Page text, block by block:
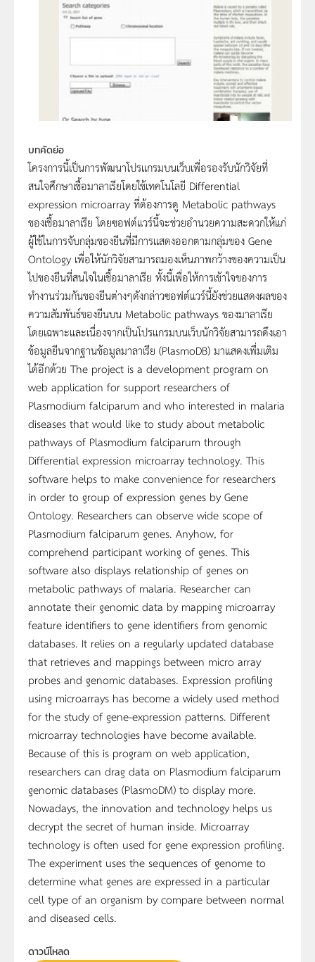
บทคัดย่อ
โครงการนี้เป็นการพัฒนาโปรแกรมบนเว็บเพื่อรองรับนักวิจัยที่
สนใจศึกษาเชื้อมาลาเรียโดยใช้เทคโนโลยี Differential
expression microarray ที่ต้องการดู Metabolic pathways
ของเชื้อมาลาเรีย โดยซอฟต์แวร์นี้จะช่วยอำนวยความสะดวกให้แก่
ผู้ใช้ในการจับกลุ่มของยีนที่มีการแสดงออกตามกลุ่มของ Gene
Ontology เพื่อให้นักวิจัยสามารถมองเห็นภาพกว้างของความเป็น
ไปของยีนที่สนใจในเชื้อมาลาเรีย ทั้งนี้เพื่อให้การเข้าใจของการ
ทำงานร่วมกันของยีนต่างๆดังกล่าวซอฟต์แวร์นี้ยังช่วยแสดงผลของ
ความสัมพันธ์ของยีนบน Metabolic pathways ของมาลาเรีย
โดยเฉพาะและเนื่องจากเป็นโปรแกรมบนเว็บนักวิจัยสามารถดึงเอา
ข้อมูลยีนจากฐานข้อมูลมาลาเรีย (PlasmoDB) มาแสดงเพื่มเติม
ได้อีกด้วย The project is a development program on
web application for support researchers of
Plasmodium falciparum and who interested in malaria
diseases that would like to study about metabolic
pathways of Plasmodium falciparum through
Differential expression microarray technology. This
software helps to make convenience for researchers
in order to group of expression genes by Gene
Ontology. Researchers can observe wide scope of
Plasmodium falciparum genes. Anyhow, for
comprehend participant working of genes. This
software also displays relationship of genes on
metabolic pathways of malaria. Researcher can
annotate their genomic data by mapping microarray
feature identifiers to gene identifiers from genomic
databases. It relies on a regularly updated database
that retrieves and mappings between micro array
probes and genomic databases. Expression profiling
using microarrays has become a widely used method
for the study of gene-expression patterns. Different
microarray technologies have become available.
Because of this is program on web application,
researchers can drag data on Plasmodium falciparum
genomic databases (PlasmoDM) to display more.
Nowadays, the innovation and technology helps us
decrypt the secret of human inside. Microarray
technology is often used for gene expression profiling.
The experiment uses the sequences of genome to
determine what genes are expressed in a particular
cell type of an organism by compare between normal
and diseased cells.
ดาวน์โหลด